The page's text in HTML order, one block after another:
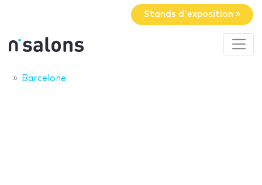
Stands d'exposition »
Barcelone